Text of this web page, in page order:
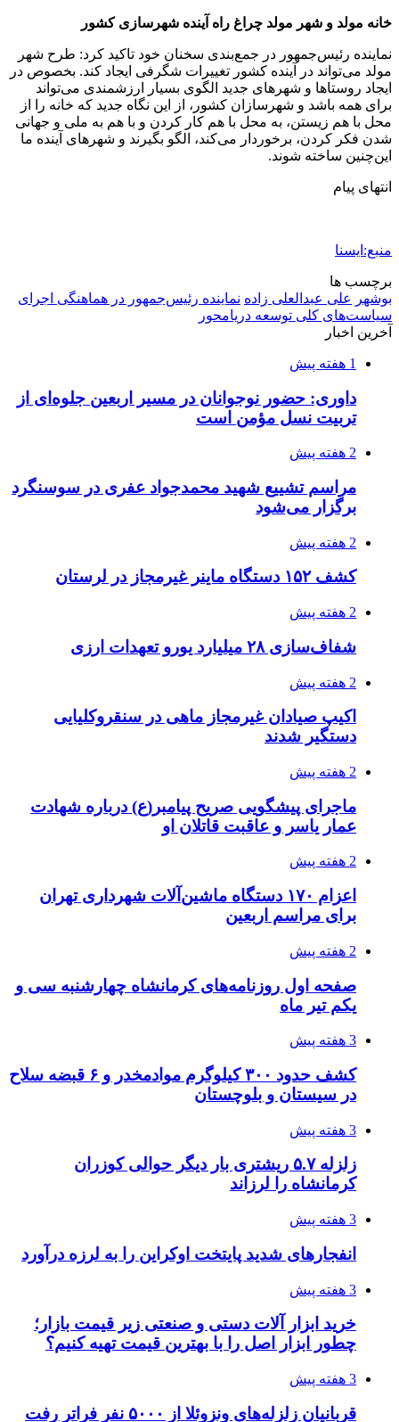
خانه مولد و شهر مولد چراغ راه آینده شهرسازی کشور
نماینده رئیس‌جمهور در جمع‌بندی سخنان خود تاکید کرد: طرح شهر
مولد می‌تواند در آینده کشور تغییرات شگرفی ایجاد کند. بخصوص در
ایجاد روستاها و شهرهای جدید الگوی بسیار ارزشمندی می‌تواند
برای همه باشد و شهرسازان کشور، از این نگاه جدید که خانه را از
محل با هم زیستن، به محل با هم کار کردن و با هم به ملی و جهانی
شدن فکر کردن، برخوردار می‌کند، الگو بگیرند و شهرهای آینده ما
این‌چنین ساخته شوند.
انتهای پیام
منبع:ایسنا
برچسب ها
بوشهر
علی عبدالعلی زاده نماینده رئیس‌جمهور در هماهنگی اجرای
سیاست‌های کلی توسعه دریامحور
آخرین اخبار
1 هفته پیش
داوری: حضور نوجوانان در مسیر اربعین جلوه‌ای از
تربیت نسل مؤمن است
2 هفته پیش
مراسم تشییع شهید محمدجواد عفری در سوسنگرد
برگزار می‌شود
2 هفته پیش
کشف ۱۵۲ دستگاه ماینر غیرمجاز در لرستان
2 هفته پیش
شفاف‌سازی ۲۸ میلیارد یورو تعهدات ارزی
2 هفته پیش
اکیپ صیادان غیرمجاز ماهی در سنقروکلیایی
دستگیر شدند
2 هفته پیش
ماجرای پیشگویی صریح پیامبر(ع) درباره شهادت
عمار یاسر و عاقبت قاتلان او
2 هفته پیش
اعزام ۱۷۰ دستگاه ماشین‌آلات شهرداری تهران
برای مراسم اربعین
2 هفته پیش
صفحه اول روزنامه‌های کرمانشاه چهارشنبه سی و
یکم تیر ماه
3 هفته پیش
کشف حدود ۳۰۰ کیلوگرم موادمخدر و ۶ قبضه سلاح
در سیستان و بلوچستان
3 هفته پیش
زلزله ۵.۷ ریشتری بار دیگر حوالی کوزران
کرمانشاه را لرزاند
3 هفته پیش
انفجارهای شدید پایتخت اوکراین را به لرزه درآورد
3 هفته پیش
خرید ابزار آلات دستی و صنعتی زیر قیمت بازار؛
چطور ابزار اصل را با بهترین قیمت تهیه کنیم؟
3 هفته پیش
قربانیان زلزله‌های ونزوئلا از ۵۰۰۰ نفر فراتر رفت